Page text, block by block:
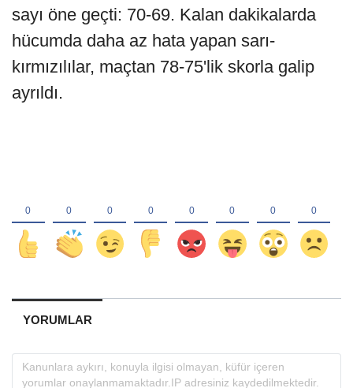
sayı öne geçti: 70-69. Kalan dakikalarda
hücumda daha az hata yapan sarı-
kırmızılılar, maçtan 78-75'lik skorla galip
ayrıldı.
YORUMLAR